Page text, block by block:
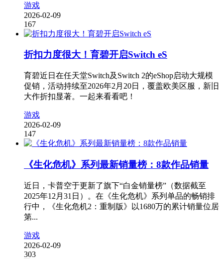
游戏
2026-02-09
167
折扣力度很大！育碧开启Switch eS
育碧近日在任天堂Switch及Switch 2的eShop启动大规模
促销，活动持续至2026年2月20日，覆盖欧美区服，新旧
大作折扣显著。一起来看看吧！
游戏
2026-02-09
147
《生化危机》系列最新销量榜：8款作品销量
近日，卡普空于更新了旗下“白金销量榜”（数据截至
2025年12月31日）。在《生化危机》系列单品的畅销排
行中，《生化危机2：重制版》以1680万的累计销量位居
第...
游戏
2026-02-09
303